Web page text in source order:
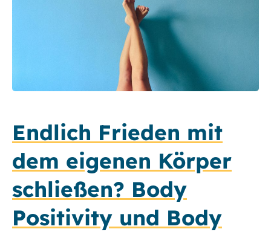
Endlich Frieden mit
dem eigenen Körper
schließen? Body
Positivity und Body